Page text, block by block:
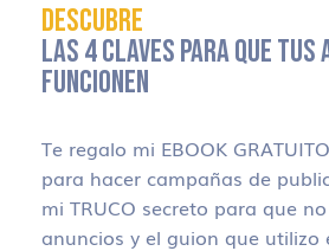
DESCUBRE
LAS 4 CLAVES PARA QUE TUS
FUNCIONEN
Te regalo mi EBOOK
para hacer campañas de
mi TRUCO secreto para que
anuncios y el guion que utilizo